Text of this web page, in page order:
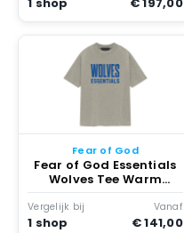
Fear of God
Fear of God Essentials
Wolves Tee Warm
Heather
Vergelijk bij
1 shop
Vanaf
€ 141,00